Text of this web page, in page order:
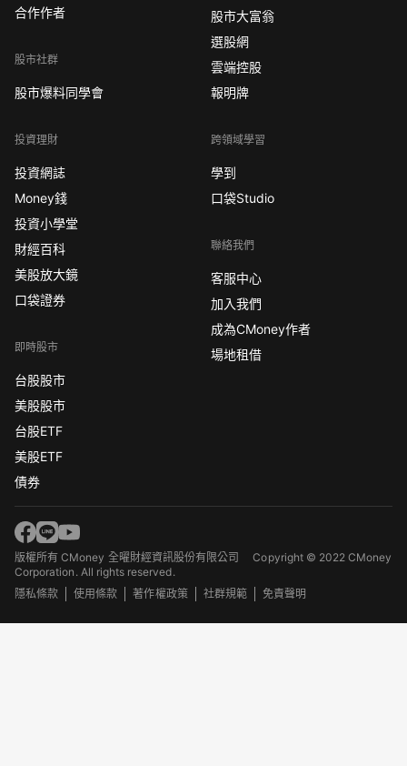
合作作者
股市社群
股市爆料同學會
投資理財
投資網誌
Money錢
投資小學堂
財經百科
美股放大鏡
口袋證券
即時股市
台股股市
美股股市
台股ETF
美股ETF
債券
股市大富翁
選股網
雲端控股
報明牌
跨領域學習
學到
口袋Studio
聯絡我們
客服中心
加入我們
成為CMoney作者
場地租借
版權所有 CMoney 全曜財經資訊股份有限公司Copyright © 2022 CMoney
Corporation. All rights reserved.
隱私條款
使用條款 著作權政策 社群規範 免責聲明